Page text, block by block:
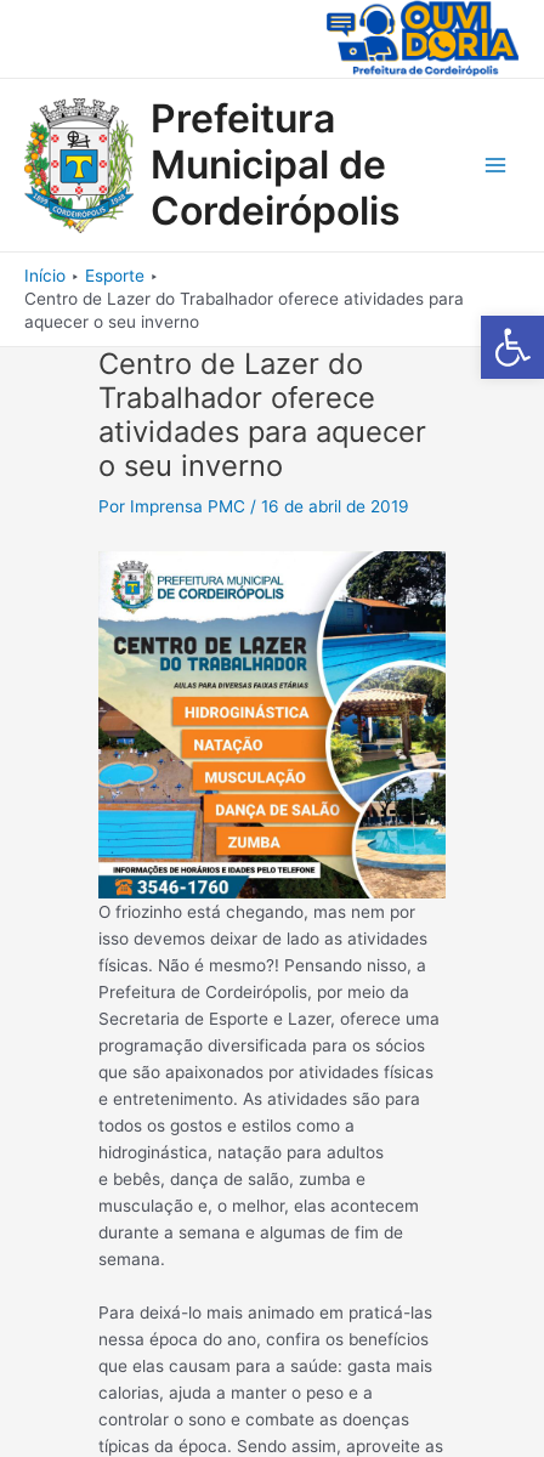
Barra de
Prefeitura
Municipal de
Cordeirópolis
Início
Esporte
Centro de Lazer do Trabalhador oferece atividades para
aquecer o seu inverno
Centro de Lazer do
Trabalhador oferece
atividades para aquecer
o seu inverno
Por Imprensa PMC /16 de abril de 2019
O friozinho está chegando, mas nem por
isso devemos deixar de lado as atividades
físicas. Não é mesmo?! Pensando nisso, a
Prefeitura de Cordeirópolis, por meio da
Secretaria de Esporte e Lazer, oferece uma
programação diversificada para os sócios
que são apaixonados por atividades físicas
e entretenimento. As atividades são para
todos os gostos e estilos como a
hidroginástica, natação para adultos
e bebês, dança de salão, zumba e
musculação e, o melhor, elas acontecem
durante a semana e algumas de fim de
semana.
Para deixá-lo mais animado em praticá-las
nessa época do ano, confira os benefícios
que elas causam para a saúde: gasta mais
calorias, ajuda a manter o peso e a
controlar o sono e combate as doenças
típicas da época. Sendo assim, aproveite as